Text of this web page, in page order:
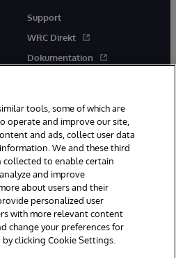
Support
WRC Direkt
Dokumentation
Boston, MA. Alle Rechte
Erklärung zum Datenschutz
Barrierefreiheit
tools, some of which are
operate and improve our site,
and ads, collect user data
We and these third
collected to enable certain
and improve
about users and their
personalized user
with more relevant content
change your preferences for
clicking Cookie Settings.